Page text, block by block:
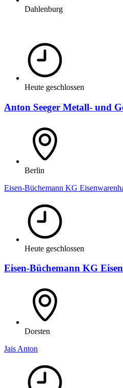
Dahlenburg
Heute geschlossen
Anton Seeger Metall- und
Berlin
Eisen-Büchemann KG
Heute geschlossen
Eisen-Büchemann KG
Dorsten
Jais Anton